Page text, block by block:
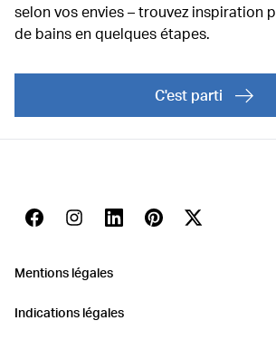
selon vos envies – trouvez inspiration
de bains en quelques étapes.
C'est partiArrowRight
FacebookInstagramLinkedinPinterestTwitter
Mentions légales
Indications légales